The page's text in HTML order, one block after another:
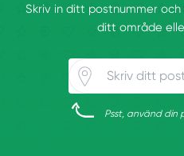
Skriv in ditt postnummer
ditt område
Psst, använd din